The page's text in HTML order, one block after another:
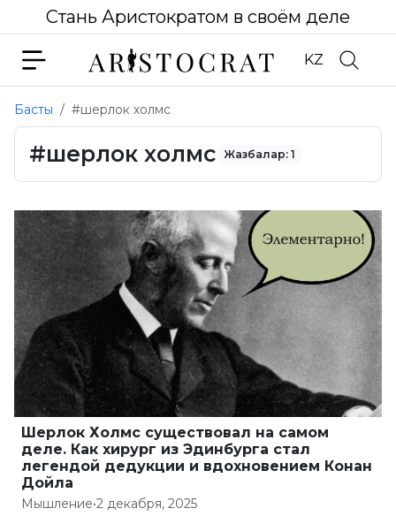
Стань Аристократом в своём деле
KZ
Басты #шерлок холмс
#шерлок холмс Жазбалар: 1
Шерлок Холмс существовал на самом
деле. Как хирург из Эдинбурга стал
легендой дедукции и вдохновением Конан
Дойла
Мышление•2 декабря, 2025